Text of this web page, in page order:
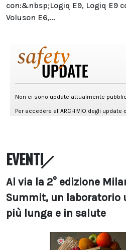
con:&nbsp;Logiq E9, Logiq E9
Voluson E6,...
EVENTI
Al via la 2° edizione
Summit, un laboratorio
più lunga e in salute